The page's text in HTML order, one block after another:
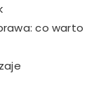
co warto